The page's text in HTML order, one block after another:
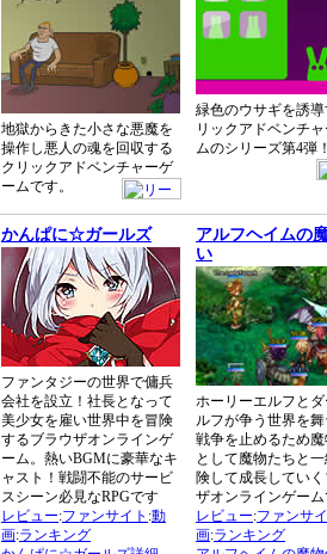
地獄からきた小さな悪魔を
操作し悪人の魂を回収する
クリックアドベンチャーゲ
ームです。
緑色のウサギを誘
リックアドベンチ
ムのシリーズ第4弾
かんぱに☆ガールズ
ファンタジーの世界で傭兵
会社を設立！社長となって
美少女を雇い世界中を冒険
するブラウザオンラインゲ
ーム。熱いBGMに豪華なキ
ャスト！戦闘不能のサービ
スシーン必見なRPGです
レビュー:ファンサイト :動
画:ランキング
アルフヘイムの
い
ホーリーエルフと
ルフが争う世界を
戦争を止めるため
として魔物たちと
険して成長してい
ザオンラインゲー
レビュー:ファンサ
画:ランキング